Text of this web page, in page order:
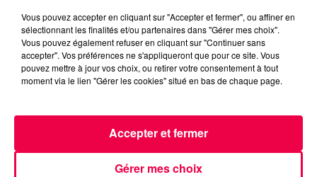
INFOS
EMISSIONS
JEUX
PODCASTS
Vous pouvez accepter en cliquant sur "Accepter et fermer", ou affiner en
sélectionnant les finalités et/ou partenaires dans "Gérer mes choix".
Vous pouvez également refuser en cliquant sur "Continuer sans
accepter". Vos préférences ne s'appliqueront que pour ce site. Vous
pouvez mettre à jour vos choix, ou retirer votre consentement à tout
moment via le lien "Gérer les cookies" situé en bas de chaque page.
Gérer mes choix
Accepter et fermer